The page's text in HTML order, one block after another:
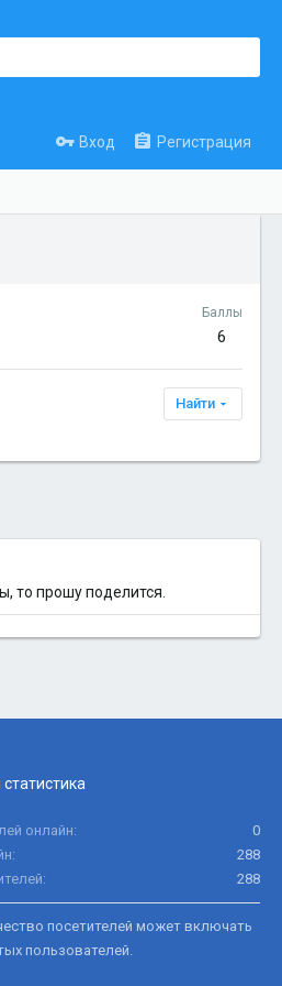
Вход Регистрация
Баллы
6
Найти
то прошу поделится.
онлайн
0
288
288
посетителей может включать
пользователей.